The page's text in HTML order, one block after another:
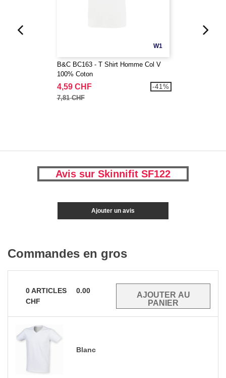
W1
B&C BC163 - T Shirt Homme Col V
100% Coton
4,59 CHF
7,81 CHF
-41%
Avis sur Skinnifit SF122
Ajouter un avis
Commandes en gros
0ARTICLES
0.00
CHF
Blanc